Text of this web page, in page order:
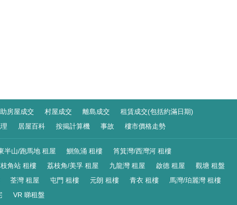
房屋成交 村屋成交 離島成交
租賃成交(包括約滿日期)
居屋百科 按揭計算機 事故 樓市價格走勢
半山/跑馬地 租屋 鰂魚涌 租樓
筲箕灣/西灣河 租樓
角站 租樓 荔枝角/美孚 租屋 九龍灣 租屋 啟德 租屋
觀塘 租盤
荃灣 租屋 屯門 租樓 元朗 租樓 青衣 租樓
馬灣/珀麗灣 租樓
VR 睇租盤